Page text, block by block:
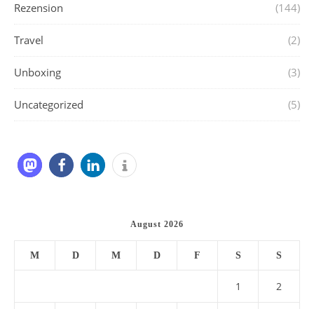
Rezension (144)
Travel (2)
Unboxing (3)
Uncategorized (5)
August 2026
M D M D F S S
1 2